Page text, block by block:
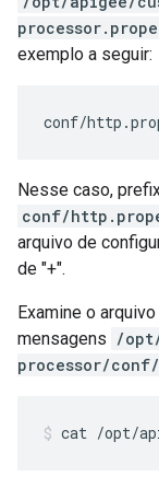
exemplo a seguir:
conf/
Nesse caso,
conf/
arquivo de
de "+".
Examine o
mensagens /
processor/
cat /opt/